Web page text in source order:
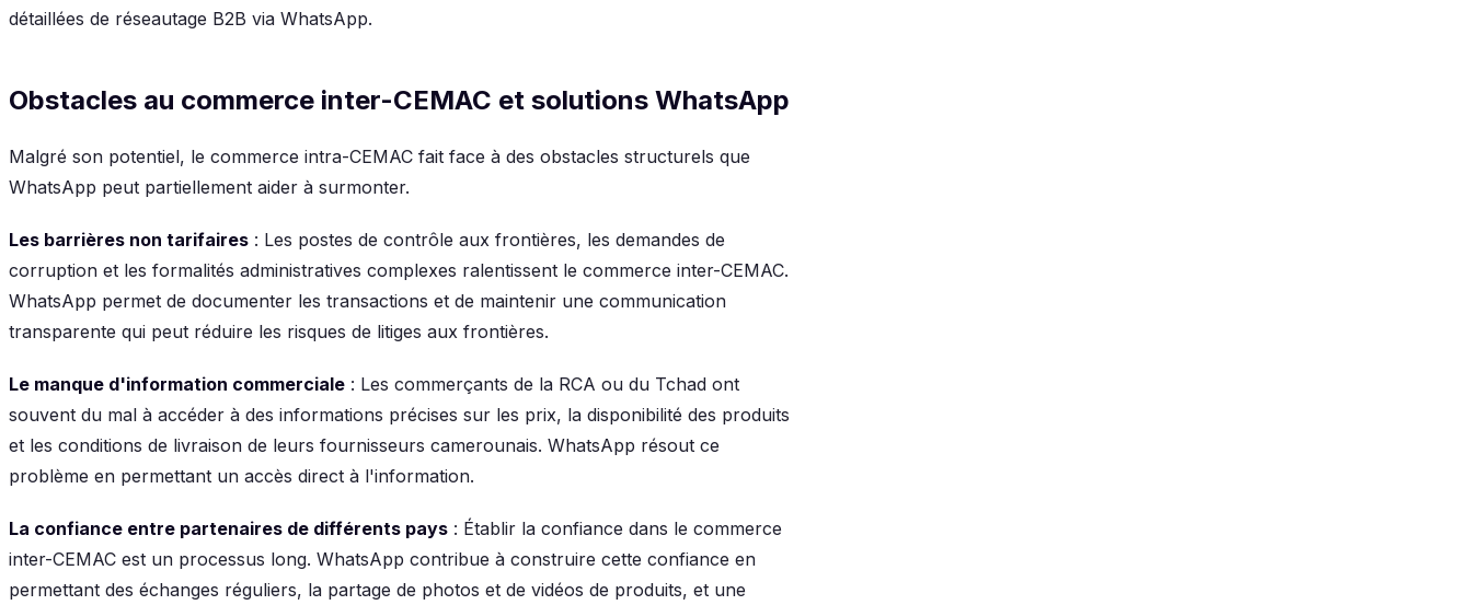
détaillées de réseautage B2B via WhatsApp.
Obstacles au commerce inter-CEMAC et solutions WhatsApp
Malgré son potentiel, le commerce intra-CEMAC fait face à des obstacles structurels que
WhatsApp peut partiellement aider à surmonter.
Les barrières non tarifaires : Les postes de contrôle aux frontières, les demandes de
corruption et les formalités administratives complexes ralentissent le commerce inter-CEMAC.
WhatsApp permet de documenter les transactions et de maintenir une communication
transparente qui peut réduire les risques de litiges aux frontières.
Le manque d'information commerciale : Les commerçants de la RCA ou du Tchad ont
souvent du mal à accéder à des informations précises sur les prix, la disponibilité des produits
et les conditions de livraison de leurs fournisseurs camerounais. WhatsApp résout ce
problème en permettant un accès direct à l'information.
La confiance entre partenaires de différents pays : Établir la confiance dans le commerce
inter-CEMAC est un processus long. WhatsApp contribue à construire cette confiance en
permettant des échanges réguliers, la partage de photos et de vidéos de produits, et une